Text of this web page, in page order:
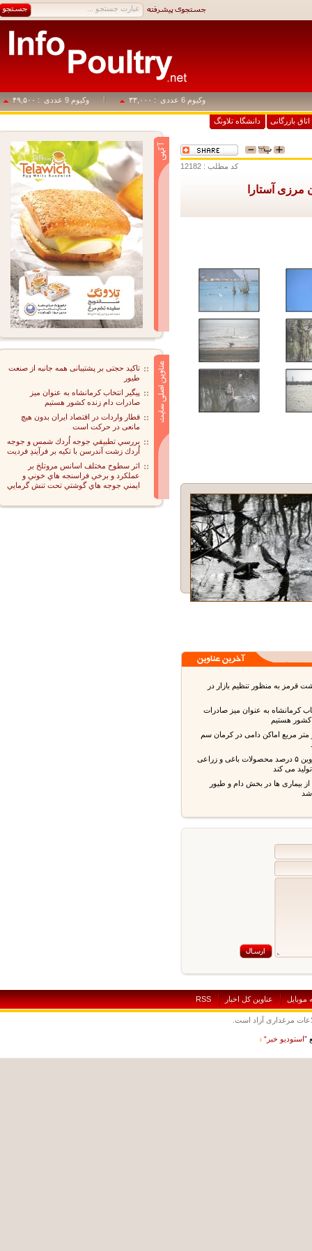
وکیوم 6 عددی : ۳۳,۰۰۰ وکیوم 9 عددی : ۴۹,۵۰۰
بازرگانی دانشگاه تلاونگ
کد مطلب : 12182
آستارا
به منظور تنظیم بازار در
کرمانشاه به عنوان میز صادرات
هستیم
متر مربع اماکن دامی در کرمان سم
استان قزوین ۵ درصد محصولات باغی و زراعی
می کند
بیماری ها در بخش دام و طیور
تاکید حجتی بر پشتیبانی همه جانبه از صنعت
طیور
پیگیر انتخاب کرمانشاه به عنوان میز
صادرات دام زنده کشور هستیم
قطار واردات در اقتصاد ایران بدون هیچ
مانعی در حرکت است
بررسي تطبيقي جوجه اُردك شمس و جوجه
اُردك زشت آندرسن با تكيه بر فرآيندِ فرديت
اثر سطوح مختلف اسانس مروتلخ بر
عملكرد و برخي فراسنجه هاي خوني و
ايمني جوجه هاي گوشتي تحت تنش گرمايي
عناوين کل اخبار RSS
مرغداری آزاد است.
خبر“